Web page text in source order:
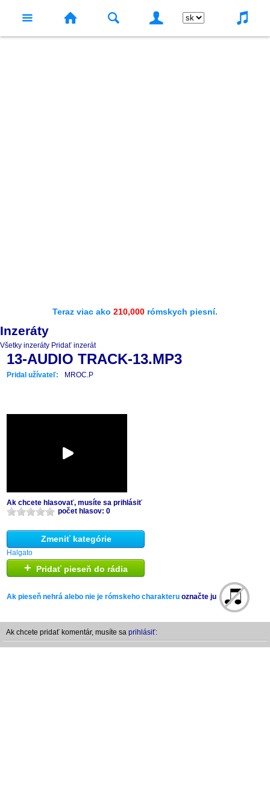
Teraz viac ako 210,000 rómskych piesní.
Inzeráty
Všetky inzeráty Pridať inzerát
13-AUDIO TRACK-13.MP3
Pridal užívateľ: MROC.P
Ak chcete hlasovať, musíte sa prihlásiť
počet hlasov: 0
Zmeniť kategórie
Halgato
+ Pridať pieseň do rádia
Ak pieseň nehrá alebo nie je rómskeho charakteru označte ju
Ak chcete pridať komentár, musíte sa prihlásiť: